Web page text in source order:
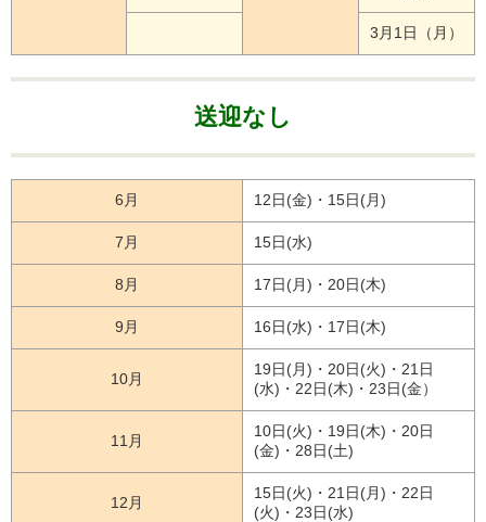
3月1日（月）
送迎なし
6月 12日(金)・15日(月)
7月 15日(水)
8月 17日(月)・20日(木)
9月 16日(水)・17日(木)
10月
19日(月)・20日(火)・21日
(水)・22日(木)・23日(金）
11月
10日(火)・19日(木)・20日
(金)・28日(土)
12月
15日(火)・21日(月)・22日
(火)・23日(水)